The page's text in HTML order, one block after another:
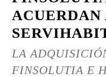
LA
FINSOLUTIA E